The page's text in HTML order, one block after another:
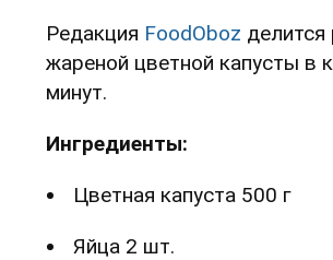
Редакция FoodOboz делится
жареной цветной капусты в
минут.
Ингредиенты:
Цветная капуста 500 г
Яйца 2 шт.